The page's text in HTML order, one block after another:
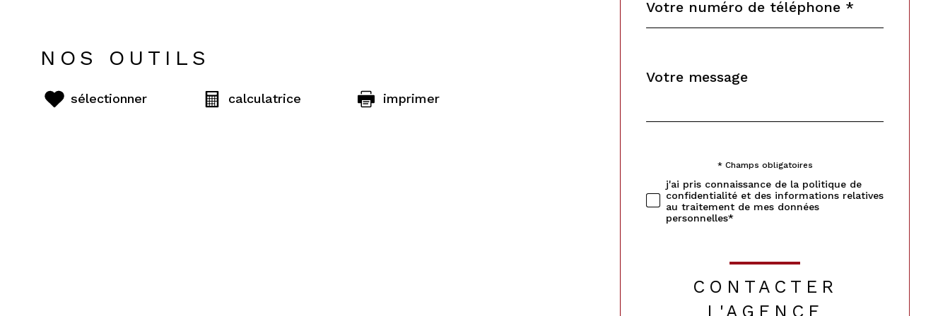
NOS OUTILS
sélectionner calculatrice imprimer
*
Fieldset
Message
*
Validation* Champs obligatoires
j'ai pris connaissance de la politique de
confidentialité et des informations relatives
au traitement de mes données
personnelles*
CONTACTER
L'AGENCE